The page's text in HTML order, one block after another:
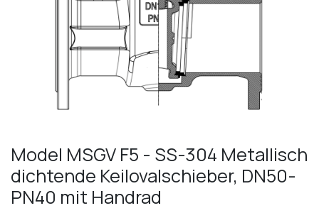
Model MSGV F5 - SS-304 Metallisch
dichtende Keilovalschieber, DN50-
PN40 mit Handrad